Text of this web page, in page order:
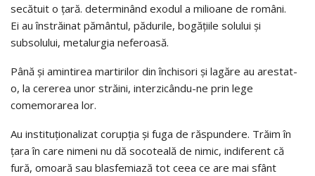
secătuit o țară. determinând exodul a milioane de români.
Ei au înstrăinat pământul, pădurile, bogățiile solului și
subsolului, metalurgia neferoasă.
Până și amintirea martirilor din închisori și lagăre au arestat-
o, la cererea unor străini, interzicându-ne prin lege
comemorarea lor.
Au instituționalizat corupția și fuga de răspundere. Trăim în
țara în care nimeni nu dă socoteală de nimic, indiferent că
fură, omoară sau blasfemiază tot ceea ce are mai sfânt